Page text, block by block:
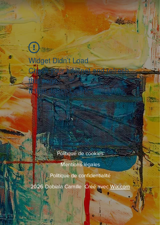
Widget Didn’t Load
Check your internet and refresh
this page.
If that doesn’t work, contact us.
Politique de cookies
Mentions légales
Politique de confidentialité
2026 Dobiala Camille Créé avecWix.com